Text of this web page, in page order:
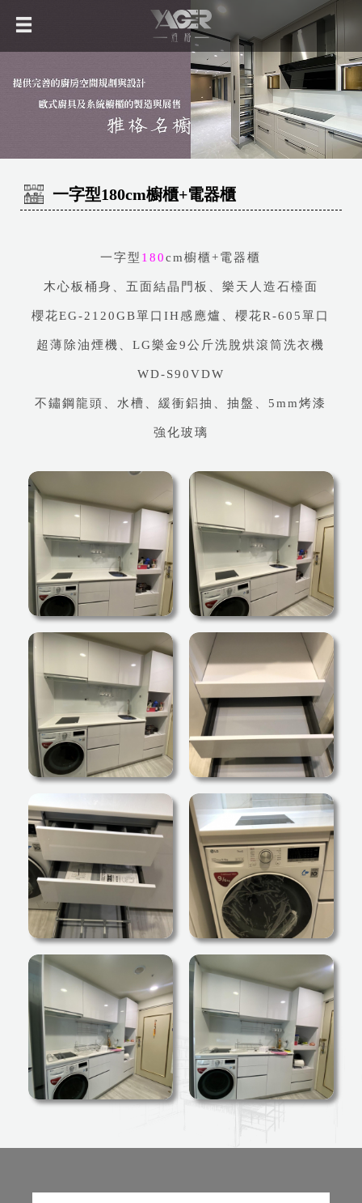
一字型180cm櫥櫃+電器櫃
一字型 180cm櫥櫃+電器櫃
木心板桶身、五面結晶門板、樂天人造石檯面
櫻花EG-2120GB單口IH感應爐、櫻花R-605單口
超薄除油煙機、LG樂金9公斤洗脫烘滾筒洗衣機
WD-S90VDW
不鏽鋼龍頭、水槽、緩衝鋁抽、抽盤、5mm烤漆
強化玻璃